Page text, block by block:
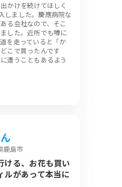
かけを続けてほしく
しました。慶應病院な
る会社なので、そこ
した。近所でも噂に
を走っていると「か
こで買ったんです
遭うこともあるよう
鹿島市
ける、お花も買い
ルがあって本当に